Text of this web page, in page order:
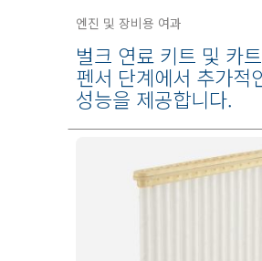
엔진 및 장비용 여과
벌크 연료 키트 및 카
펜서 단계에서 추가적
성능을 제공합니다.